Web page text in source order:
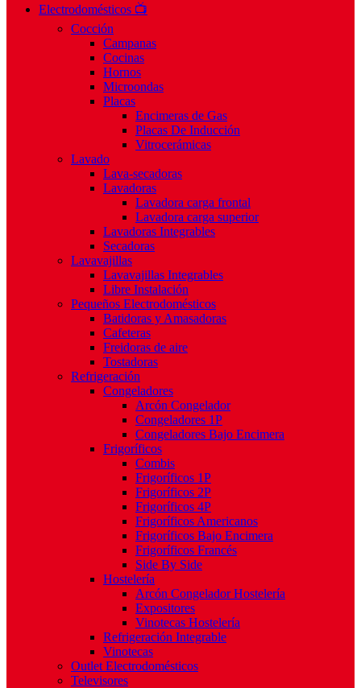
Electrodomésticos 📺
Cocción
Campanas
Cocinas
Hornos
Microondas
Placas
Encimeras de Gas
Placas De Inducción
Vitrocerámicas
Lavado
Lava-secadoras
Lavadoras
Lavadora carga frontal
Lavadora carga superior
Lavadoras Integrables
Secadoras
Lavavajillas
Lavavajillas Integrables
Libre Instalación
Pequeños Electrodomésticos
Batidoras y Amasadoras
Cafeteras
Freidoras de aire
Tostadoras
Refrigeración
Congeladores
Arcón Congelador
Congeladores 1P
Congeladores Bajo Encimera
Frigoríficos
Combis
Frigoríficos 1P
Frigoríficos 2P
Frigoríficos 4P
Frigoríficos Americanos
Frigoríficos Bajo Encimera
Frigoríficos Francés
Side By Side
Hostelería
Arcón Congelador Hostelería
Expositores
Vinotecas Hostelería
Refrigeración Integrable
Vinotecas
Outlet Electrodomésticos
Televisores